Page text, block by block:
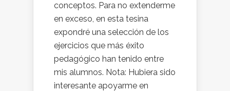
conceptos. Para no extenderme
en exceso, en esta tesina
expondré una selección de los
ejercicios que más éxito
pedagógico han tenido entre
mis alumnos. Nota: Hubiera sido
interesante apoyarme en